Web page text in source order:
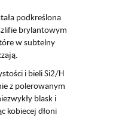
podkreślona
brylantowym
w subtelny
i bieli Si2/H
z polerowanym
blask i
kobiecej dłoni